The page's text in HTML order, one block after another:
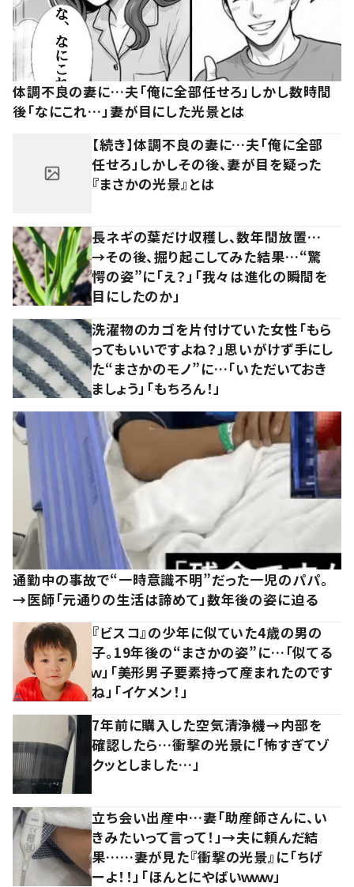
体調不良の妻に…夫「俺に全部任せろ」しかし数時間
後「なにこれ…」妻が目にした光景とは
【続き】体調不良の妻に…夫「俺に全部
任せろ」しかしその後、妻が目を疑った
『まさかの光景』とは
長ネギの葉だけ収穫し、数年間放置…
→その後、掘り起こしてみた結果…“驚
愕の姿”に「え？」「我々は進化の瞬間を
目にしたのか」
洗濯物のカゴを片付けていた女性「もら
ってもいいですよね？」思いがけず手にし
た“まさかのモノ”に…「いただいておき
ましょう」「もちろん！」
通勤中の事故で“一時意識不明”だった一児のパパ。
→医師「元通りの生活は諦めて」数年後の姿に迫る
『ビスコ』の少年に似ていた4歳の男の
子。19年後の“まさかの姿”に…「似てる
ｗ」「美形男子要素持って産まれたのです
ね」「イケメン！」
7年前に購入した空気清浄機→内部を
確認したら…衝撃の光景に「怖すぎてゾ
クッとしました…」
立ち会い出産中…妻「助産師さんに、い
きみたいって言って！」→夫に頼んだ結
果……妻が見た『衝撃の光景』に「ちげ
ーよ！！」「ほんとにやばいｗｗｗ」